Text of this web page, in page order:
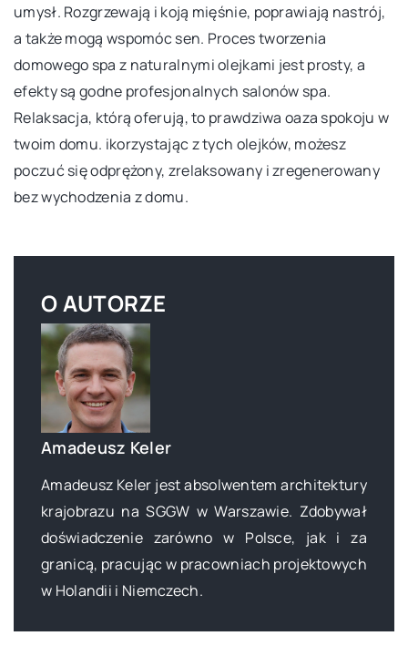
umysł. Rozgrzewają i koją mięśnie, poprawiają nastrój,
a także mogą wspomóc sen. Proces tworzenia
domowego spa z naturalnymi olejkami jest prosty, a
efekty są godne profesjonalnych salonów spa.
Relaksacja, którą oferują, to prawdziwa oaza spokoju w
twoim domu. ikorzystając z tych olejków, możesz
poczuć się odprężony, zrelaksowany i zregenerowany
bez wychodzenia z domu.
O AUTORZE
Amadeusz Keler
Amadeusz Keler jest absolwentem architektury
krajobrazu na SGGW w Warszawie. Zdobywał
doświadczenie zarówno w Polsce, jak i za
granicą, pracując w pracowniach projektowych
w Holandii i Niemczech.